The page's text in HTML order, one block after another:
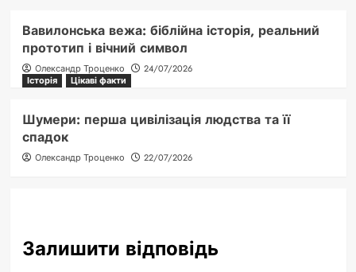
Вавилонська вежа: біблійна історія, реальний
прототип і вічний символ
Олександр Троценко
24/07/2026
Історія
Цікаві факти
Шумери: перша цивілізація людства та її
спадок
Олександр Троценко 22/07/2026
Залишити відповідь